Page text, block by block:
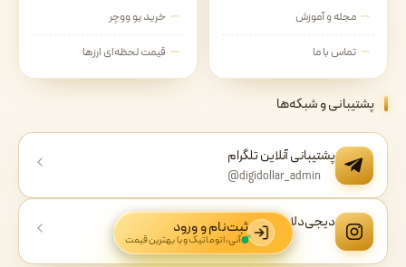
مجله و آموزش
تماس با ما
خرید یو ووچر
قیمت لحظه‌ای ارزها
پشتیبانی و شبکه‌ها
پشتیبانی آنلاین تلگرام
@digidollar_admin
دیجی‌دلار در اینستاگرام
@digidollar
ثبت‌نام و ورود
آنی، اتوماتیک و با بهترین قیمت